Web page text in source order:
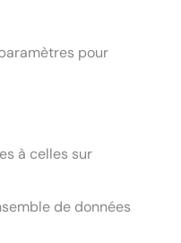
pour
à celles sur
de données